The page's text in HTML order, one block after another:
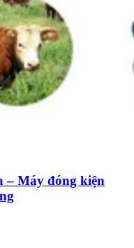
– Máy đóng kiện